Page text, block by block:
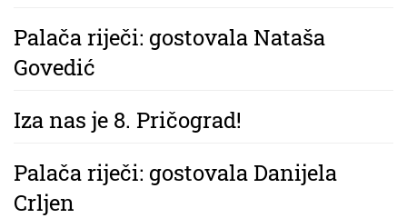
Palača riječi: gostovala Nataša
Govedić
Iza nas je 8. Pričograd!
Palača riječi: gostovala Danijela
Crljen